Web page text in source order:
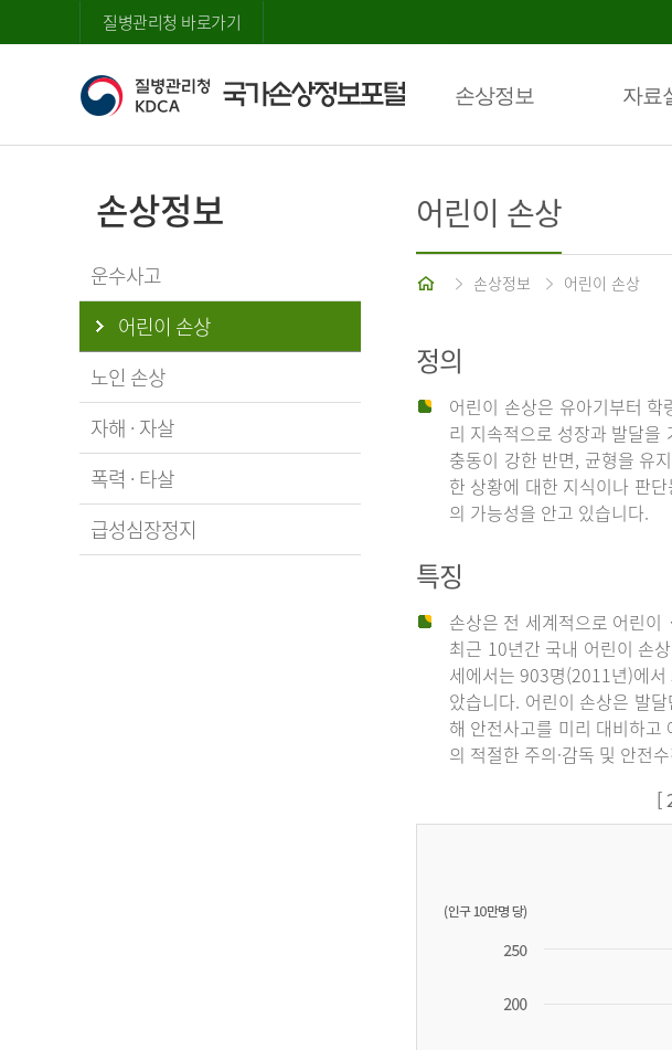
질병관리청 바로가기
손상정보 자료
손상정보
운수사고
어린이 손상
노인 손상
자해 · 자살
폭력 · 타살
급성심장정지
어린이 손상
홈 손상정보 어린이 손상
정의
어린이 손상은 유아기부터
리 지속적으로 성장과 발달을
충동이 강한 반면, 균형을 유
한 상황에 대한 지식이나 판
의 가능성을 안고 있습니다.
특징
손상은 전 세계적으로 어린이
최근 10년간 국내 어린이 손
세에서는 903명(2011년)에
았습니다. 어린이 손상은 발
해 안전사고를 미리 대비하고
의 적절한 주의·감독 및 안전
[